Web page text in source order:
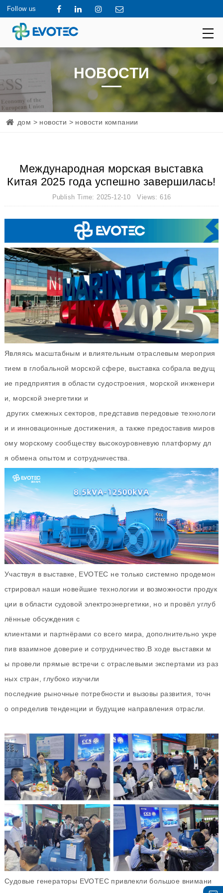
Follow us
НОВОСТИ
дом > новости > новости компании
Международная морская выставка
Китая 2025 года успешно завершилась!
Publish Time: 2025-12-10 Views: 616
Являясь масштабным и влиятельным отраслевым мероприя
тием в глобальной морской сфере, выставка собрала ведущ
ие предприятия в области судостроения, морской инженери
и, морской энергетики и
других смежных секторов, представив передовые технологи
и и инновационные достижения, а также предоставив миров
ому морскому сообществу высокоуровневую платформу дл
я обмена опытом и сотрудничества.
Участвуя в выставке, EVOTEC не только системно продемон
стрировал наши новейшие технологии и возможности продук
ции в области судовой электроэнергетики, но и провёл углуб
лённые обсуждения с
клиентами и партнёрами со всего мира, дополнительно укре
пив взаимное доверие и сотрудничество.В ходе выставки м
ы провели прямые встречи с отраслевыми экспертами из раз
ных стран, глубоко изучили
последние рыночные потребности и вызовы развития, точн
о определив тенденции и будущие направления отрасли.
Судовые генераторы EVOTEC привлекли большое внимани